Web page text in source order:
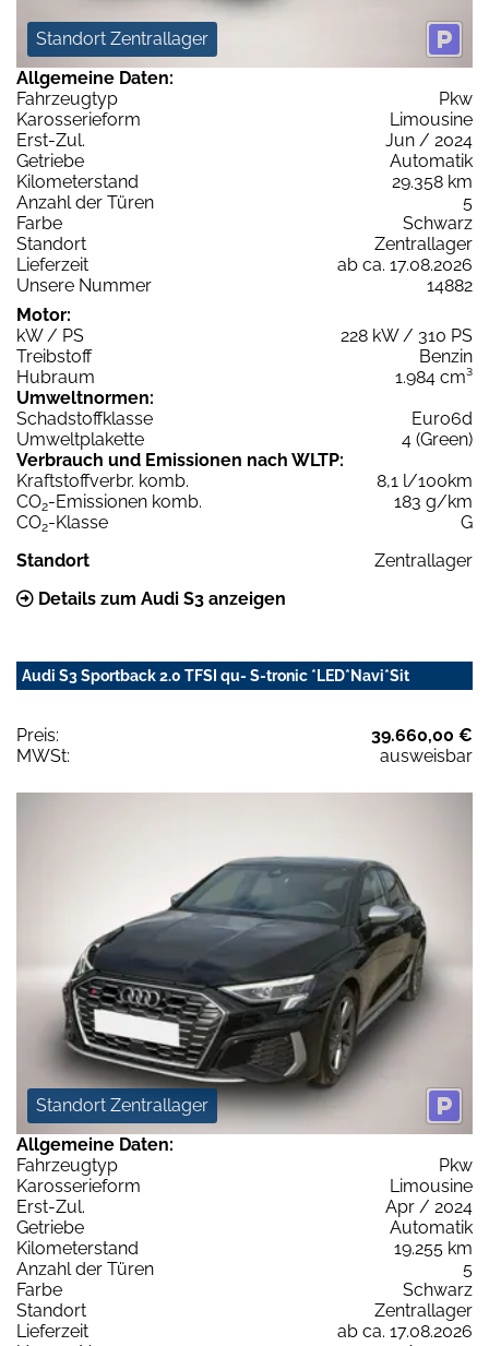
Standort Zentrallager
Allgemeine Daten:
Fahrzeugtyp
Pkw
Karosserieform
Limousine
Erst-Zul.
Jun / 2024
Getriebe
Automatik
Kilometerstand
29.358 km
Anzahl der Türen
5
Farbe
Schwarz
Standort
Zentrallager
Lieferzeit
ab ca. 17.08.2026
Unsere Nummer
14882
Motor:
kW / PS
228 kW / 310 PS
Treibstoff
Benzin
Hubraum
1.984 cm³
Umweltnormen:
Schadstoffklasse
Euro6d
Umweltplakette
4 (Green)
Verbrauch und Emissionen nach WLTP:
Kraftstoffverbr. komb.
8,1 l/100km
CO2-Emissionen komb.
183 g/km
CO2-Klasse
G
Standort
Zentrallager
Details zum Audi S3 anzeigen
Audi S3 Sportback 2.0 TFSI qu- S-tronic *LED*Navi*Sit
Preis:
39.660,00 €
MWSt:
ausweisbar
Standort Zentrallager
Allgemeine Daten:
Fahrzeugtyp
Pkw
Karosserieform
Limousine
Erst-Zul.
Apr / 2024
Getriebe
Automatik
Kilometerstand
19.255 km
Anzahl der Türen
5
Farbe
Schwarz
Standort
Zentrallager
Lieferzeit
ab ca. 17.08.2026